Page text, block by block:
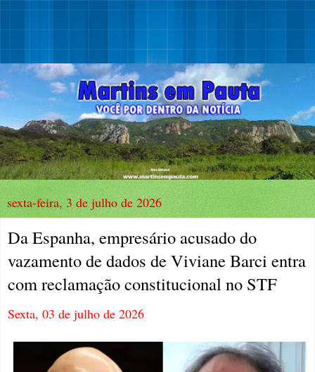
sexta-feira, 3 de julho de 2026
Da Espanha, empresário acusado do
vazamento de dados de Viviane Barci entra
com reclamação constitucional no STF
Sexta, 03 de julho de 2026